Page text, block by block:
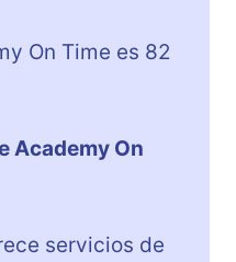
On Time es 82
Academy On
servicios de